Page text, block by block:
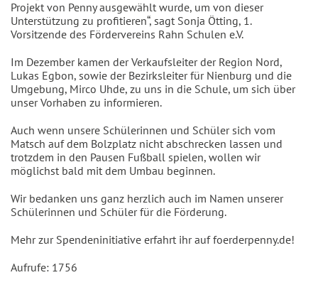
Projekt von Penny ausgewählt wurde, um von dieser
Unterstützung zu profitieren“, sagt Sonja Ötting, 1.
Vorsitzende des Fördervereins Rahn Schulen e.V.
Im Dezember kamen der Verkaufsleiter der Region Nord,
Lukas Egbon, sowie der Bezirksleiter für Nienburg und die
Umgebung, Mirco Uhde, zu uns in die Schule, um sich über
unser Vorhaben zu informieren.
Auch wenn unsere Schülerinnen und Schüler sich vom
Matsch auf dem Bolzplatz nicht abschrecken lassen und
trotzdem in den Pausen Fußball spielen, wollen wir
möglichst bald mit dem Umbau beginnen.
Wir bedanken uns ganz herzlich auch im Namen unserer
Schülerinnen und Schüler für die Förderung.
Mehr zur Spendeninitiative erfahrt ihr auf foerderpenny.de!
Aufrufe: 1756